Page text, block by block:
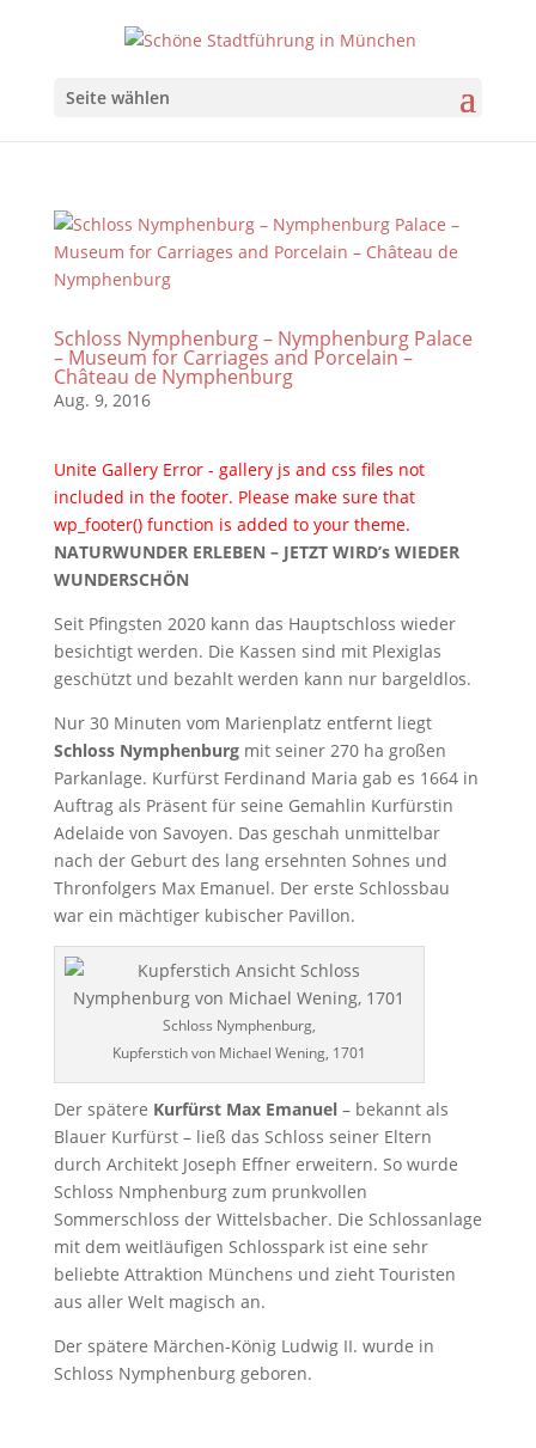
Seite wählen
Schloss Nymphenburg – Nymphenburg Palace
– Museum for Carriages and Porcelain –
Château de Nymphenburg
Aug. 9, 2016
Unite Gallery Error - gallery js and css files not
included in the footer. Please make sure that
wp_footer() function is added to your theme.
NATURWUNDER ERLEBEN – JETZT WIRD’s WIEDER
WUNDERSCHÖN
Seit Pfingsten 2020 kann das Hauptschloss wieder
besichtigt werden. Die Kassen sind mit Plexiglas
geschützt und bezahlt werden kann nur bargeldlos.
Nur 30 Minuten vom Marienplatz entfernt liegt
Schloss Nymphenburgmit seiner 270 ha großen
Parkanlage. Kurfürst Ferdinand Maria gab es 1664 in
Auftrag als Präsent für seine Gemahlin Kurfürstin
Adelaide von Savoyen. Das geschah unmittelbar
nach der Geburt des lang ersehnten Sohnes und
Thronfolgers Max Emanuel. Der erste Schlossbau
war ein mächtiger kubischer Pavillon.
Schloss Nymphenburg,
Kupferstich von Michael Wening, 1701
Der spätere Kurfürst Max Emanuel– bekannt als
Blauer Kurfürst – ließ das Schloss seiner Eltern
durch Architekt Joseph Effner erweitern. So wurde
Schloss Nmphenburg zum prunkvollen
Sommerschloss der Wittelsbacher. Die Schlossanlage
mit dem weitläufigen Schlosspark ist eine sehr
beliebte Attraktion Münchens und zieht Touristen
aus aller Welt magisch an.
Der spätere Märchen-König Ludwig II. wurde in
Schloss Nymphenburg geboren.